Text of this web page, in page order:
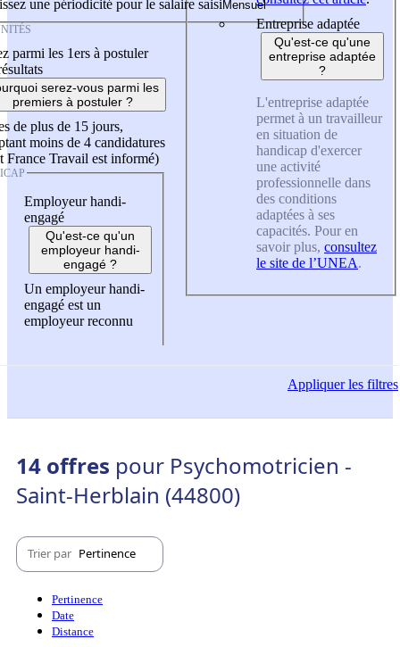
une périodicité pour le salaire saisi
parmi les 1ers à postuler
serez-vous parmi les
premiers à postuler ?
de plus de 15 jours,
moins de 4 candidatures
France Travail est informé)
Employeur handi-
engagé
Qu'est-ce qu'un
employeur handi-
engagé ?
Un employeur handi-
engagé est un
employeur reconnu
Entreprise adaptée
Qu'est-ce qu'une
entreprise adaptée
?
L'entreprise adaptée
permet à un travailleur
en situation de
handicap d'exercer
une activité
professionnelle dans
des conditions
adaptées à ses
capacités. Pour en
savoir plus, consultez
le site de l’UNEA.
Appliquerles filtres
14 offres pour Psychomotricien -
Saint-Herblain (44800)
Trier par Pertinence
Pertinence
Date
Distance